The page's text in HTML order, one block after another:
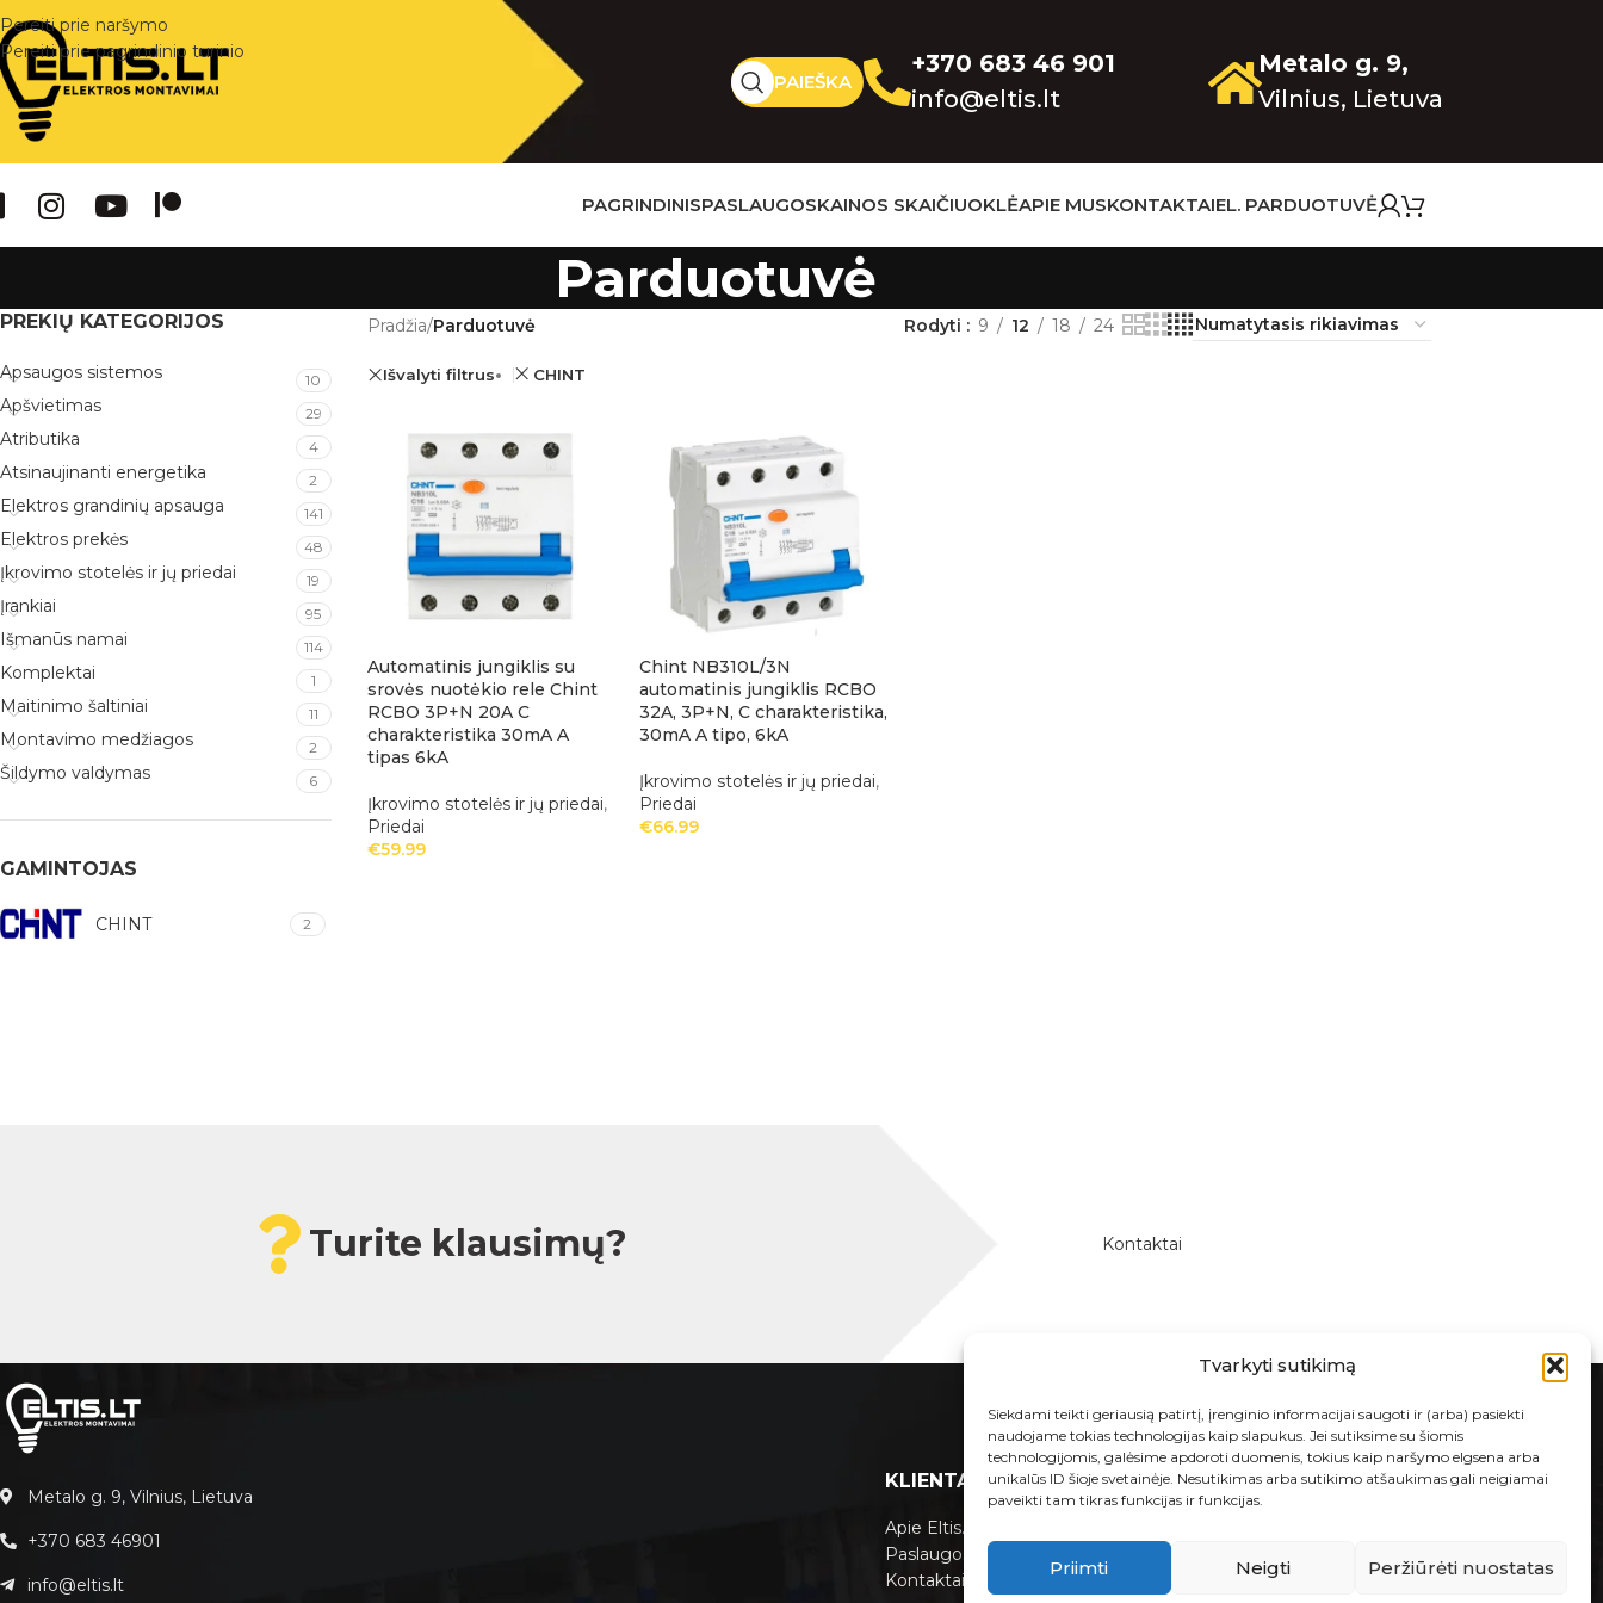
Tvarkyti sutikimą
Siekdami teikti geriausią patirtį, įrenginio informacijai saugoti ir (arba) pasiekti
naudojame tokias technologijas kaip slapukus. Jei sutiksime su šiomis
technologijomis, galėsime apdoroti duomenis, tokius kaip naršymo elgsena arba
unikalūs ID šioje svetainėje. Nesutikimas arba sutikimo atšaukimas gali neigiamai
paveikti tam tikras funkcijas ir funkcijas.
Priimti Neigti Peržiūrėti nuostatas
Pereiti prie naršymo
Pereiti prie pagrindinio turinio
PAIEŠKA
+370 683 46 901
info@eltis.lt
Metalo g. 9,
Vilnius, Lietuva
PAGRINDINISPASLAUGOSKAINOS SKAIČIUOKLĖAPIE MUSKONTAKTAIEL. PARDUOTUVĖ
Parduotuvė
PREKIŲ KATEGORIJOS
Apsaugos sistemos 10
Apšvietimas 29
Atributika 4
Atsinaujinanti energetika 2
Elektros grandinių apsauga 141
Elektros prekės 48
Įkrovimo stotelės ir jų priedai 19
Įrankiai 95
Išmanūs namai 114
Komplektai 1
Maitinimo šaltiniai 11
Montavimo medžiagos 2
Šildymo valdymas 6
GAMINTOJAS
CHINT 2
Pradžia/Parduotuvė Rodyti 9 12 18 24
Išvalyti filtrus CHINT
Automatinis jungiklis su
srovės nuotėkio rele Chint
RCBO 3P+N 20A C
charakteristika 30mA A
tipas 6kA
Įkrovimo stotelės ir jų priedai,
Priedai
€59.99
Chint NB310L/3N
automatinis jungiklis RCBO
32A, 3P+N, C charakteristika,
30mA A tipo, 6kA
Įkrovimo stotelės ir jų priedai,
Priedai
€66.99
Turite klausimų? Kontaktai
Metalo g. 9, Vilnius, Lietuva
+370 683 46901
info@eltis.lt
KLIENTAMS
Apie Eltis.lt
Paslaugos
Kontaktai
E-PARDUOTUVĖ
Prekių grąžinimas ir garantija
Privatumo politika